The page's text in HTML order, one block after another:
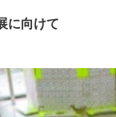
に向けて